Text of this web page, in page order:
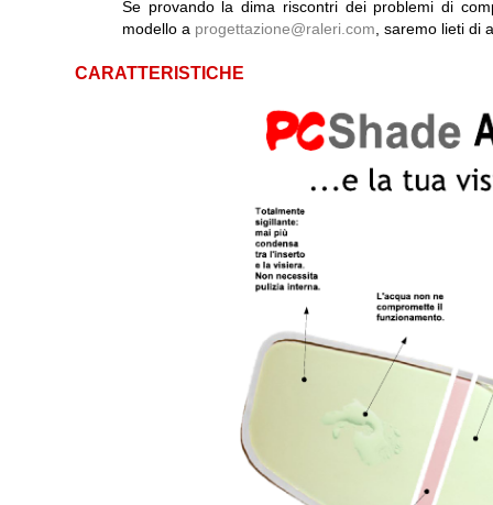
Se provando la dima riscontri dei problemi di
modello a progettazione@raleri.com , saremo lieti di
CARATTERISTICHE